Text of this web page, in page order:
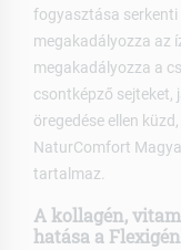
fogyasztása serkenti
megakadályozza az
megakadályozza a
csontképző sejteket,
öregedése ellen
NaturComfort
tartalmaz.
A kollagén,
hatása a